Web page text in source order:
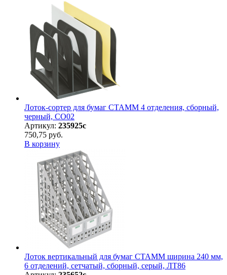
Лоток-сортер для бумаг СТАММ 4 отделения, сборный,
черный, СО02
Артикул: 235925с
750,75 руб.
В корзину
Лоток вертикальный для бумаг СТАММ ширина 240 мм,
6 отделений, сетчатый, сборный, серый, ЛТ86